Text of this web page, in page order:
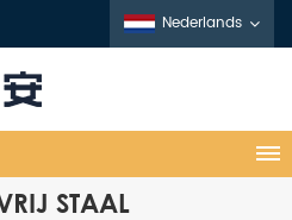
Nederlands
STAAL